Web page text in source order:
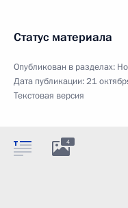
Статус материала
Опубликован в разделах:
Дата публикации:21
Текстовая версия
4